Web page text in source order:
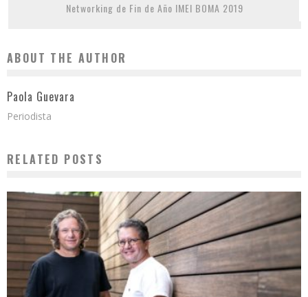
Networking de Fin de Año IMEI BOMA 2019
ABOUT THE AUTHOR
Paola Guevara
Periodista
RELATED POSTS